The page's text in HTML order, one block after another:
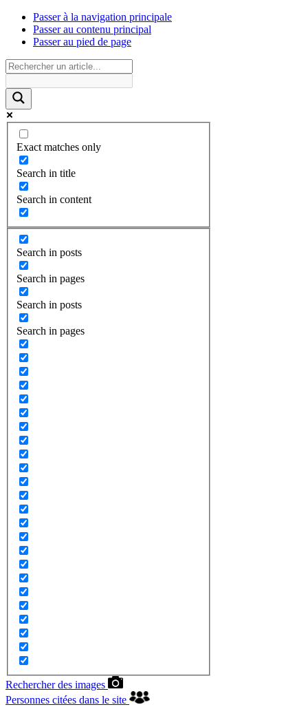
Passer à la navigation principale
Passer au contenu principal
Passer au pied de page
Exact matches only
Search in title
Search in content
Search in posts
Search in pages
Search in posts
Search in pages
Rechercher des images
Personnes citées dans le site